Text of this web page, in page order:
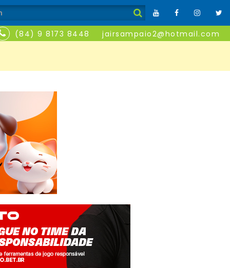
(84) 9 8173 8448 jairsampaio2@hotmail.com